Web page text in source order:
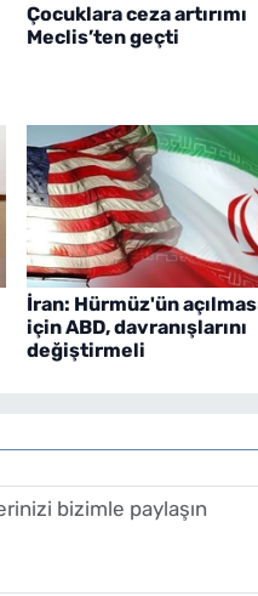
Çocuklara ceza artırımı
Meclis’ten geçti
İran: Hürmüz'ün
için ABD, davranışlarını
değiştirmeli